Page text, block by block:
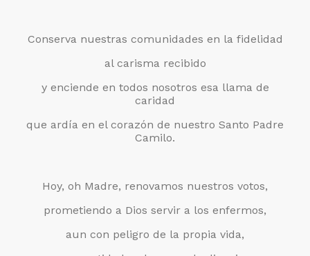
Conserva nuestras comunidades en la fidelidad
al carisma recibido
y enciende en todos nosotros esa llama de
caridad
que ardía en el corazón de nuestro Santo Padre
Camilo.
Hoy, oh Madre, renovamos nuestros votos,
prometiendo a Dios servir a los enfermos,
aun con peligro de la propia vida,